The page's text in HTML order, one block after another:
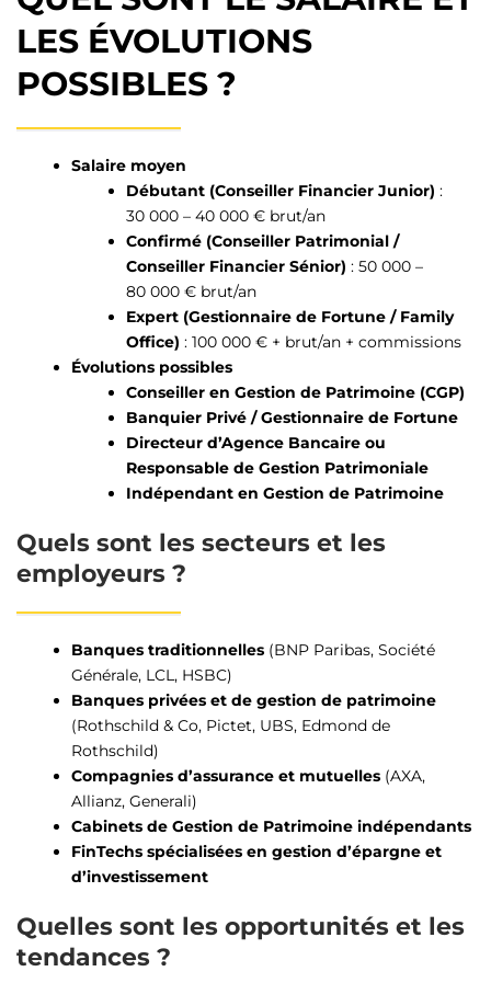
LES ÉVOLUTIONS
POSSIBLES ?
Salaire moyen
Débutant (Conseiller Financier Junior) :
30 000 – 40 000 € brut/an
Confirmé (Conseiller Patrimonial /
Conseiller Financier Sénior) : 50 000 –
80 000 € brut/an
Expert (Gestionnaire de Fortune / Family
Office) : 100 000 € + brut/an + commissions
Évolutions possibles
Conseiller en Gestion de Patrimoine (CGP)
Banquier Privé / Gestionnaire de Fortune
Directeur d’Agence Bancaire ou
Responsable de Gestion Patrimoniale
Indépendant en Gestion de Patrimoine
Quels sont les secteurs et les
employeurs ?
Banques traditionnelles (BNP Paribas, Société
Générale, LCL, HSBC)
Banques privées et de gestion de patrimoine
(Rothschild & Co, Pictet, UBS, Edmond de
Rothschild)
Compagnies d’assurance et mutuelles (AXA,
Allianz, Generali)
Cabinets de Gestion de Patrimoine indépendants
FinTechs spécialisées en gestion d’épargne et
d’investissement
Quelles sont les opportunités et les
tendances ?